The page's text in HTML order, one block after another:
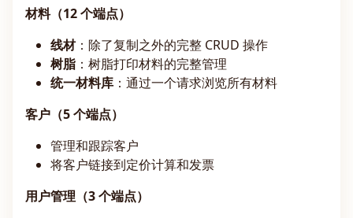
材料（12 个端点）
线材：除了复制之外的完整 CRUD 操作
树脂 ：树脂打印材料的完整管理
统一材料库 ：通过一个请求浏览所有材料
客户（5 个端点）
管理和跟踪客户
将客户链接到定价计算和发票
用户管理（3 个端点）